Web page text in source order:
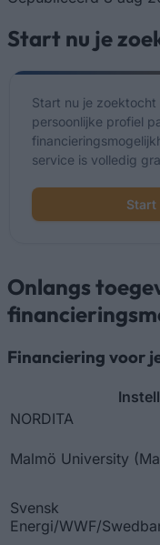
Start nu je
Start nu je
persoonlijke profiel
service is volledig
Onlangs
Financiering voor
NORDITA
Malmö University
Svensk
Energi/WWF/